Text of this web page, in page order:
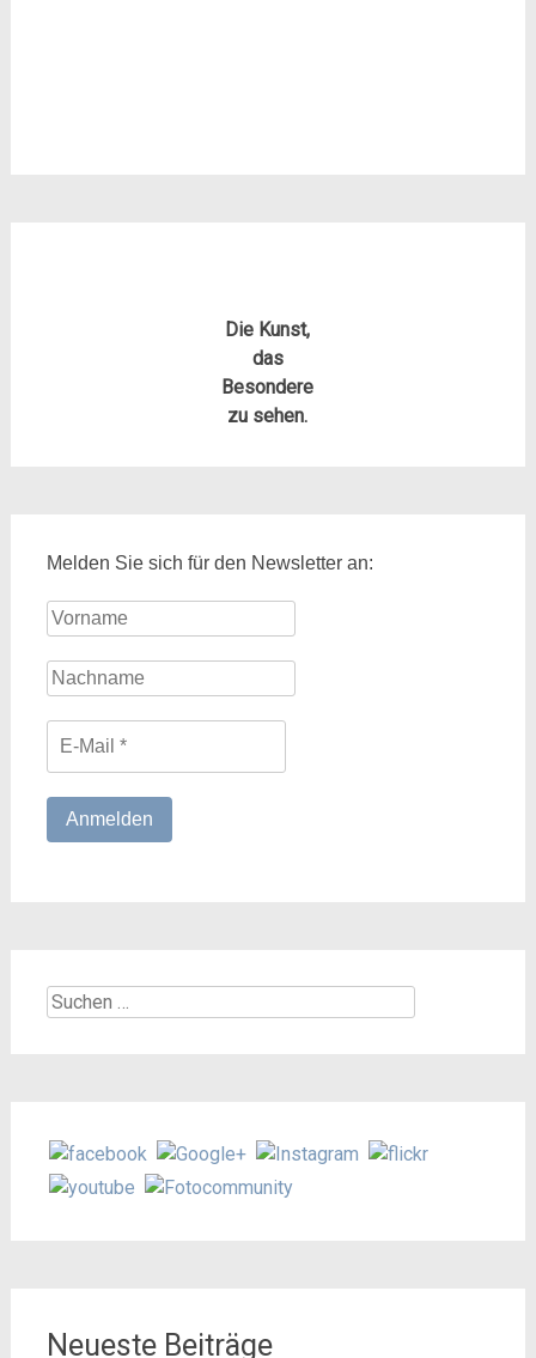
Die Kunst,
das
Besondere
zu sehen.
Melden Sie sich für den Newsletter an:
Suchen
Neueste Beiträge